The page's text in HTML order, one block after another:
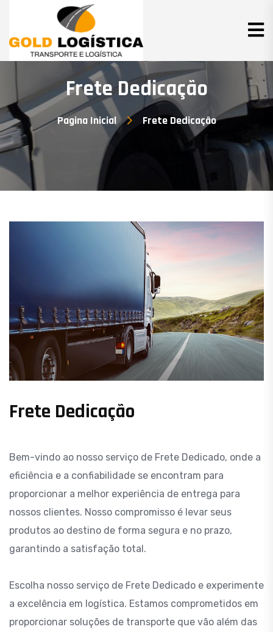
Frete Dedicação
Pagina Inicial Frete Dedicação
Frete Dedicação
Bem-vindo ao nosso serviço de Frete Dedicado, onde a
eficiência e a confiabilidade se encontram para
proporcionar a melhor experiência de entrega para
nossos clientes. Nosso compromisso é levar seus
produtos ao destino de forma segura e no prazo,
garantindo a satisfação total.
Escolha nosso serviço de Frete Dedicado e experimente
a excelência em logística. Estamos comprometidos em
proporcionar soluções de transporte que vão além das